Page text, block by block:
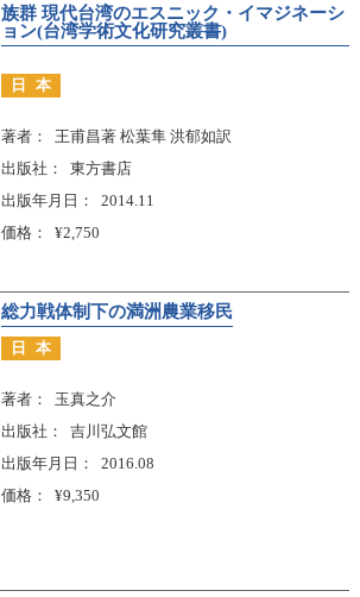
族群 現代台湾のエスニック・イマジネーシ
ョン(台湾学術文化研究叢書)
日本
著者
王甫昌著 松葉隼 洪郁如訳
出版社
東方書店
出版年月日
2014.11
価格
¥2,750
総力戦体制下の満洲農業移民
日本
著者
玉真之介
出版社
吉川弘文館
出版年月日
2016.08
価格
¥9,350